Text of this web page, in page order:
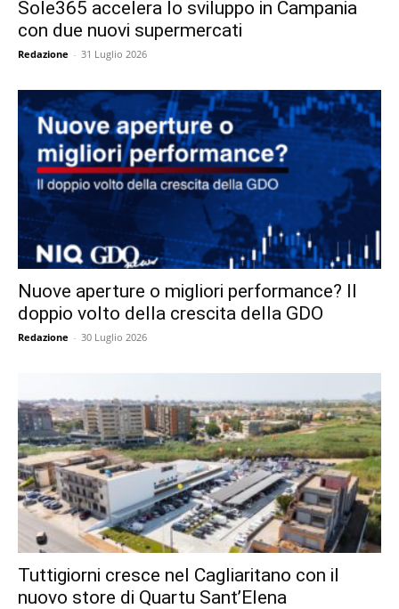
Sole365 accelera lo sviluppo in Campania
con due nuovi supermercati
Redazione - 31 Luglio 2026
Nuove aperture o migliori performance? Il
doppio volto della crescita della GDO
Redazione - 30 Luglio 2026
Tuttigiorni cresce nel Cagliaritano con il
nuovo store di Quartu Sant’Elena